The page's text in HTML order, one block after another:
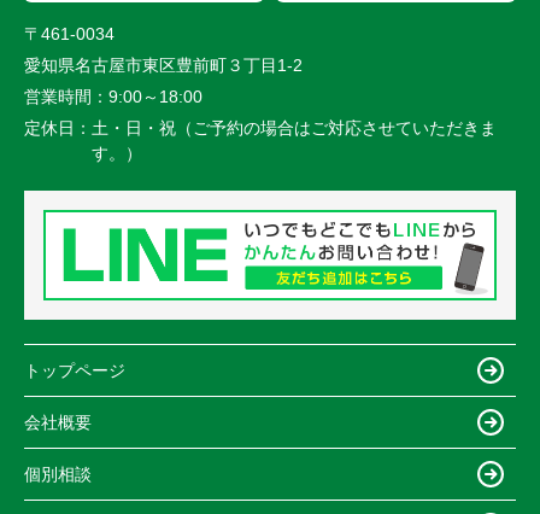
〒461-0034
愛知県名古屋市東区豊前町３丁目1-2
営業時間： 9:00～18:00
定休日： 土・日・祝（ご予約の場合はご対応させていただきま
す。）
トップページ
会社概要
個別相談